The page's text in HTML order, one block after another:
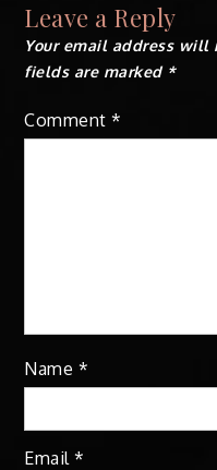
Leave a Reply
Your email address will
fields are marked *
Comment*
Name *
Email*